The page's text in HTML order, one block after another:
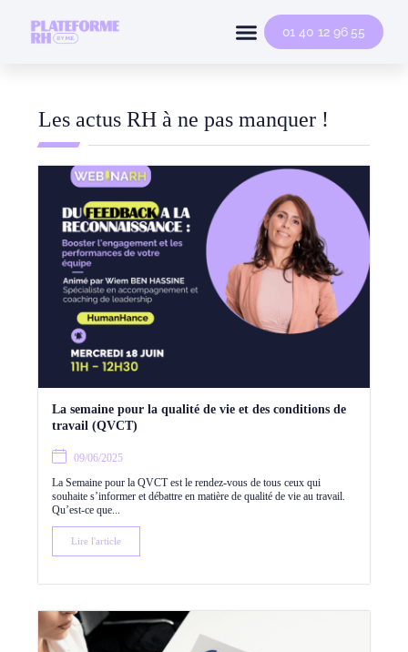
01 40 12 96 55
Les actus RH à ne pas manquer !
La semaine pour la qualité de vie et des conditions de
travail (QVCT)
09/06/2025
La Semaine pour la QVCT est le rendez-vous de tous ceux qui
souhaite s’informer et débattre en matière de qualité de vie au travail.
Qu’est-ce que...
Lire l'article